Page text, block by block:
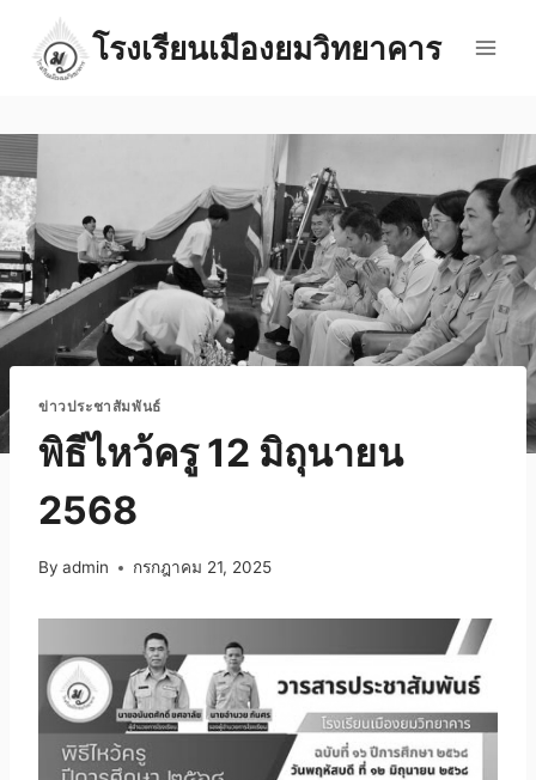
content
โรงเรียนเมืองยมวิทยาคาร
ข่าวประชาสัมพันธ์
พิธีไหว้ครู 12 มิถุนายน
2568
By admin กรกฎาคม 21, 2025